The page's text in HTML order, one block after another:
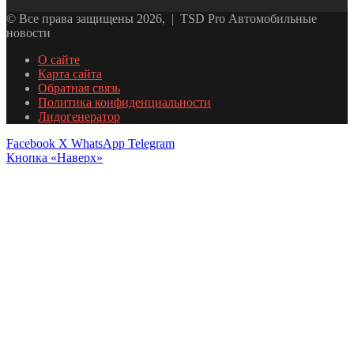
© Все права защищены 2026, | TSD Pro Автомобильные
новости
О сайте
Карта сайта
Обратная связь
Политика конфиденциальности
Лидогенератор
Facebook X WhatsApp Telegram
Кнопка «Наверх»